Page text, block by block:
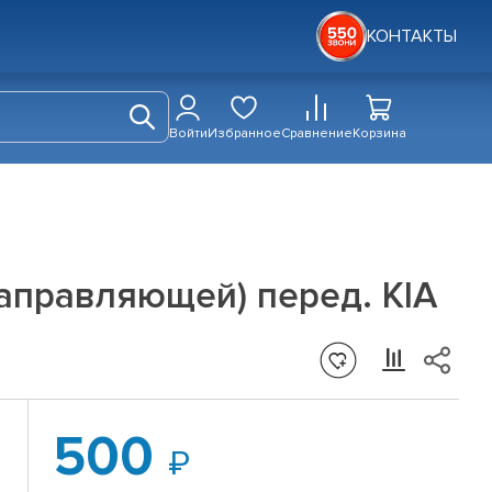
КОНТАКТЫ
ВойтиИзбранноеСравнениеКорзина
перед. KIA
500